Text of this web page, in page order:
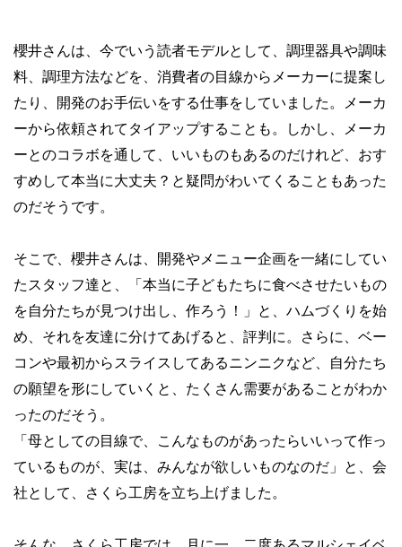
櫻井さんは、今でいう読者モデルとして、調理器具や調味
料、調理方法などを、消費者の目線からメーカーに提案し
たり、開発のお手伝いをする仕事をしていました。メーカ
ーから依頼されてタイアップすることも。しかし、メーカ
ーとのコラボを通して、いいものもあるのだけれど、おす
すめして本当に大丈夫？と疑問がわいてくることもあった
のだそうです。
そこで、櫻井さんは、開発やメニュー企画を一緒にしてい
たスタッフ達と、「本当に子どもたちに食べさせたいもの
を自分たちが見つけ出し、作ろう！」と、ハムづくりを始
め、それを友達に分けてあげると、評判に。さらに、ベー
コンや最初からスライスしてあるニンニクなど、自分たち
の願望を形にしていくと、たくさん需要があることがわか
ったのだそう。
「母としての目線で、こんなものがあったらいいって作っ
ているものが、実は、みんなが欲しいものなのだ」と、会
社として、さくら工房を立ち上げました。